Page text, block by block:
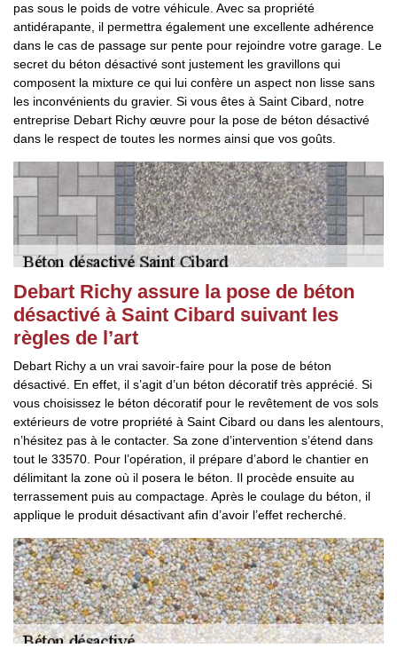
pas sous le poids de votre véhicule. Avec sa propriété
antidérapante, il permettra également une excellente adhérence
dans le cas de passage sur pente pour rejoindre votre garage. Le
secret du béton désactivé sont justement les gravillons qui
composent la mixture ce qui lui confère un aspect non lisse sans
les inconvénients du gravier. Si vous êtes à Saint Cibard, notre
entreprise Debart Richy œuvre pour la pose de béton désactivé
dans le respect de toutes les normes ainsi que vos goûts.
Debart Richy assure la pose de béton
désactivé à Saint Cibard suivant les
règles de l’art
Debart Richy a un vrai savoir-faire pour la pose de béton
désactivé. En effet, il s’agit d’un béton décoratif très apprécié. Si
vous choisissez le béton décoratif pour le revêtement de vos sols
extérieurs de votre propriété à Saint Cibard ou dans les alentours,
n’hésitez pas à le contacter. Sa zone d’intervention s’étend dans
tout le 33570. Pour l’opération, il prépare d’abord le chantier en
délimitant la zone où il posera le béton. Il procède ensuite au
terrassement puis au compactage. Après le coulage du béton, il
applique le produit désactivant afin d’avoir l’effet recherché.